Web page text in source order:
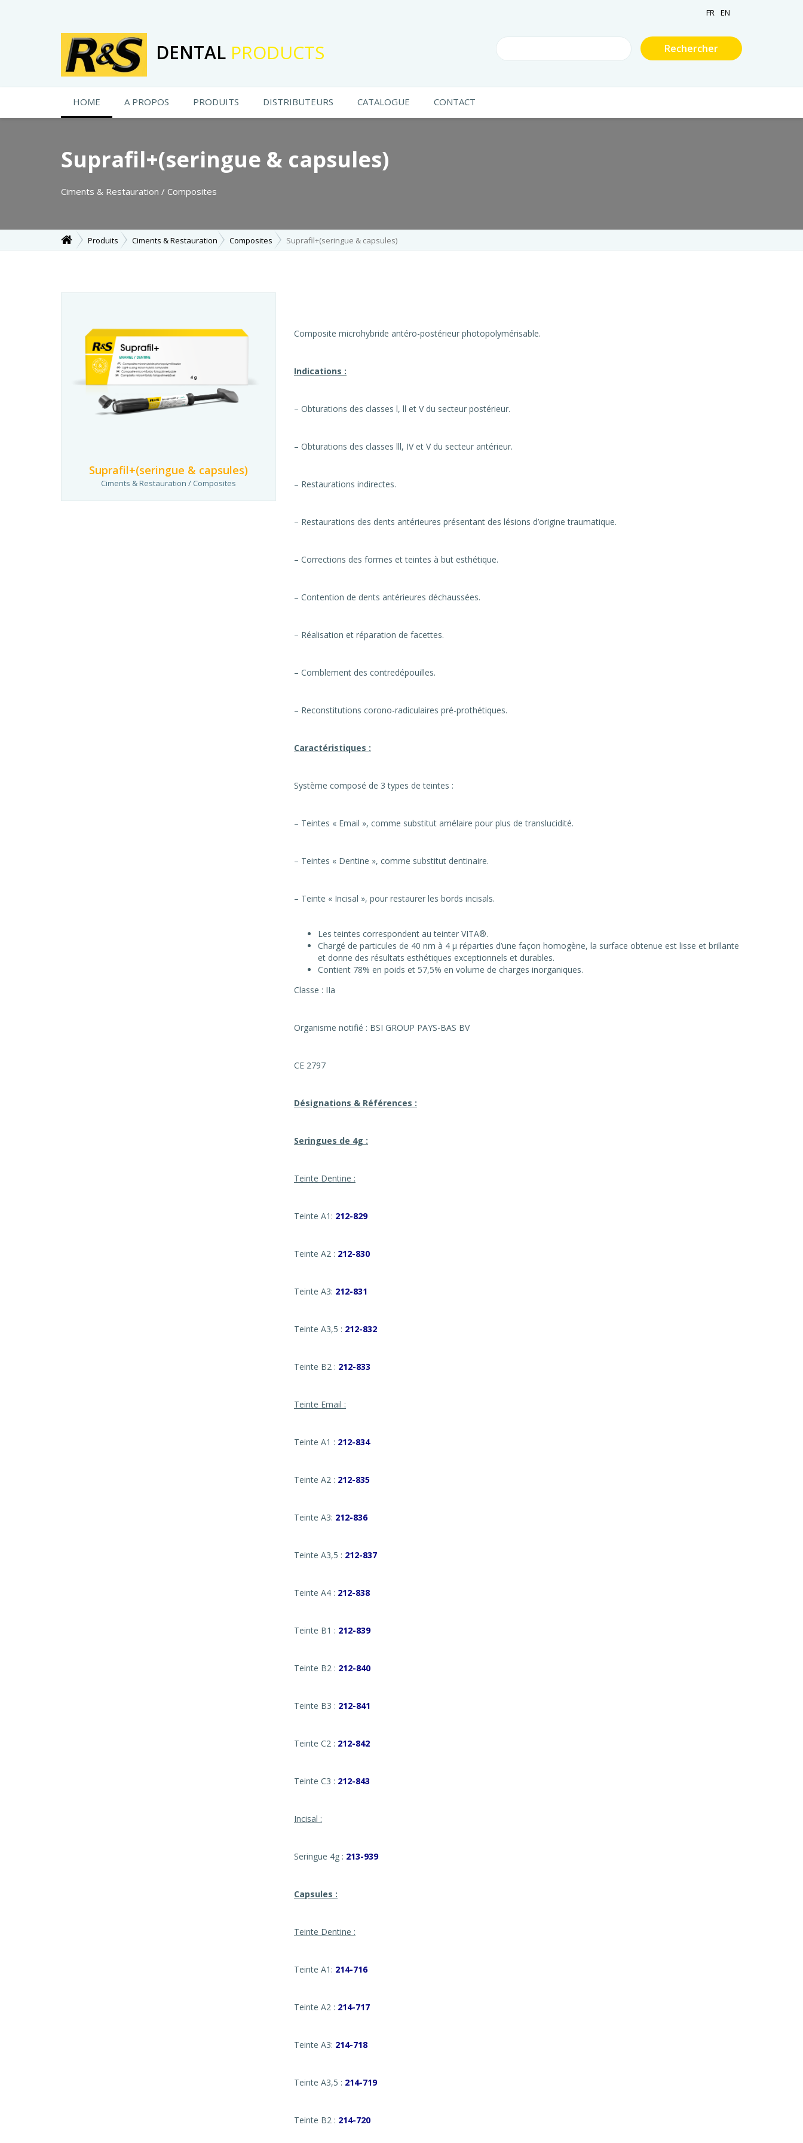
FR EN
DENTAL PRODUCTS
HOME A PROPOS PRODUITS DISTRIBUTEURS CATALOGUE CONTACT
Suprafil+(seringue & capsules)
Ciments & Restauration / Composites
Produits Ciments & Restauration Composites Suprafil+(seringue & capsules)
Suprafil+(seringue & capsules)
Ciments & Restauration / Composites
Composite microhybride antéro-postérieur photopolymérisable.
Indications :
– Obturations des classes l, ll et V du secteur postérieur.
– Obturations des classes lll, IV et V du secteur antérieur.
– Restaurations indirectes.
– Restaurations des dents antérieures présentant des lésions d’origine traumatique.
– Corrections des formes et teintes à but esthétique.
– Contention de dents antérieures déchaussées.
– Réalisation et réparation de facettes.
– Comblement des contredépouilles.
– Reconstitutions corono-radiculaires pré-prothétiques.
Caractéristiques :
Système composé de 3 types de teintes :
– Teintes « Email », comme substitut amélaire pour plus de translucidité.
– Teintes « Dentine », comme substitut dentinaire.
– Teinte « Incisal », pour restaurer les bords incisals.
Les teintes correspondent au teinter VITA®.
Chargé de particules de 40 nm à 4 µ réparties d’une façon homogène, la surface obtenue est lisse et brillante
et donne des résultats esthétiques exceptionnels et durables.
Contient 78% en poids et 57,5% en volume de charges inorganiques.
Classe : IIa
Organisme notifié : BSI GROUP PAYS-BAS BV
CE 2797
Désignations & Références :
Seringues de 4g :
Teinte Dentine :
Teinte A1: 212-829
Teinte A2 : 212-830
Teinte A3: 212-831
Teinte A3,5 : 212-832
Teinte B2 : 212-833
Teinte Email :
Teinte A1 : 212-834
Teinte A2 : 212-835
Teinte A3: 212-836
Teinte A3,5 : 212-837
Teinte A4 : 212-838
Teinte B1 : 212-839
Teinte B2 : 212-840
Teinte B3 : 212-841
Teinte C2 : 212-842
Teinte C3 : 212-843
Incisal :
Seringue 4g : 213-939
Capsules :
Teinte Dentine :
Teinte A1: 214-716
Teinte A2 : 214-717
Teinte A3: 214-718
Teinte A3,5 : 214-719
Teinte B2 : 214-720